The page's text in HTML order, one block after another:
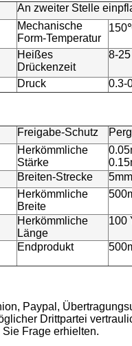
An zweiter Stelle
Mechanische
Form-Temperatur
Heißes
Drückenzeit
8-
Druck 0.3-
Freigabe-Schutz
Herkömmliche
Stärke
Breiten-Strecke
Herkömmliche
Breite
Herkömmliche
Länge
100
Endprodukt
Paypal,
Drittpartei
Frage erhielten.